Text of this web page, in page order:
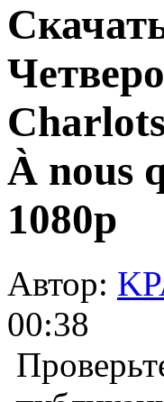
À nous
1080p
Автор:
00:38